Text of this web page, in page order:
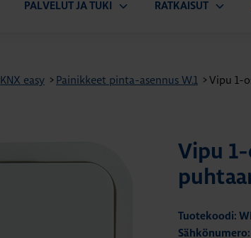
PALVELUT JA TUKI RATKAISUT
KNX easy > Painikkeet pinta-asennus W.1 >Vipu 1-
Vipu
Tuotekoodi: